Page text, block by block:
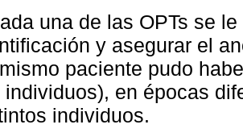
una de las OPTs se
y asegurar el
paciente pudo
individuos), en épocas
individuos.